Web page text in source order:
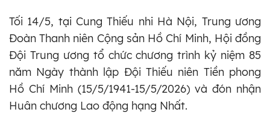
Tối 14/5, tại Cung Thiếu nhi Hà Nội, Trung ương
Đoàn Thanh niên Cộng sản Hồ Chí Minh, Hội đồng
Đội Trung ương tổ chức chương trình kỷ niệm 85
năm Ngày thành lập Đội Thiếu niên Tiền phong
Hồ Chí Minh (15/5/1941-15/5/2026) và đón nhận
Huân chương Lao động hạng Nhất.